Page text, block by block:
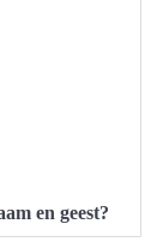
en geest?